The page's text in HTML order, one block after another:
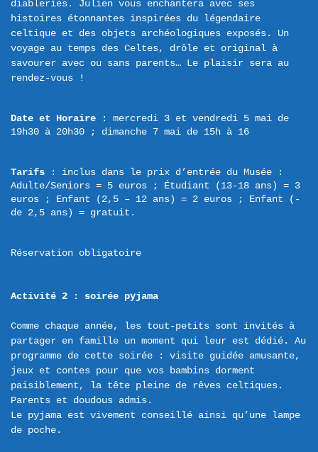
diableries. Julien vous enchantera avec ses
histoires étonnantes inspirées du légendaire
celtique et des objets archéologiques exposés. Un
voyage au temps des Celtes, drôle et original à
savourer avec ou sans parents… Le plaisir sera au
Date et Horaire : mercredi 3 et vendredi 5 mai de
19h30 à 20h30 ; dimanche 7 mai de 15h à 16
Tarifs : inclus dans le prix d’entrée du Musée :
Adulte/Seniors = 5 euros ; Étudiant (13-18 ans) = 3
euros ; Enfant (2,5 – 12 ans) = 2 euros ; Enfant (-
de 2,5 ans) = gratuit.
Réservation obligatoire
Activité 2 : soirée pyjama
Comme chaque année, les tout-petits sont invités à
partager en famille un moment qui leur est dédié. Au
programme de cette soirée : visite guidée amusante,
jeux et contes pour que vos bambins dorment
paisiblement, la tête pleine de rêves celtiques.
Parents et doudous admis.
Le pyjama est vivement conseillé ainsi qu’une lampe